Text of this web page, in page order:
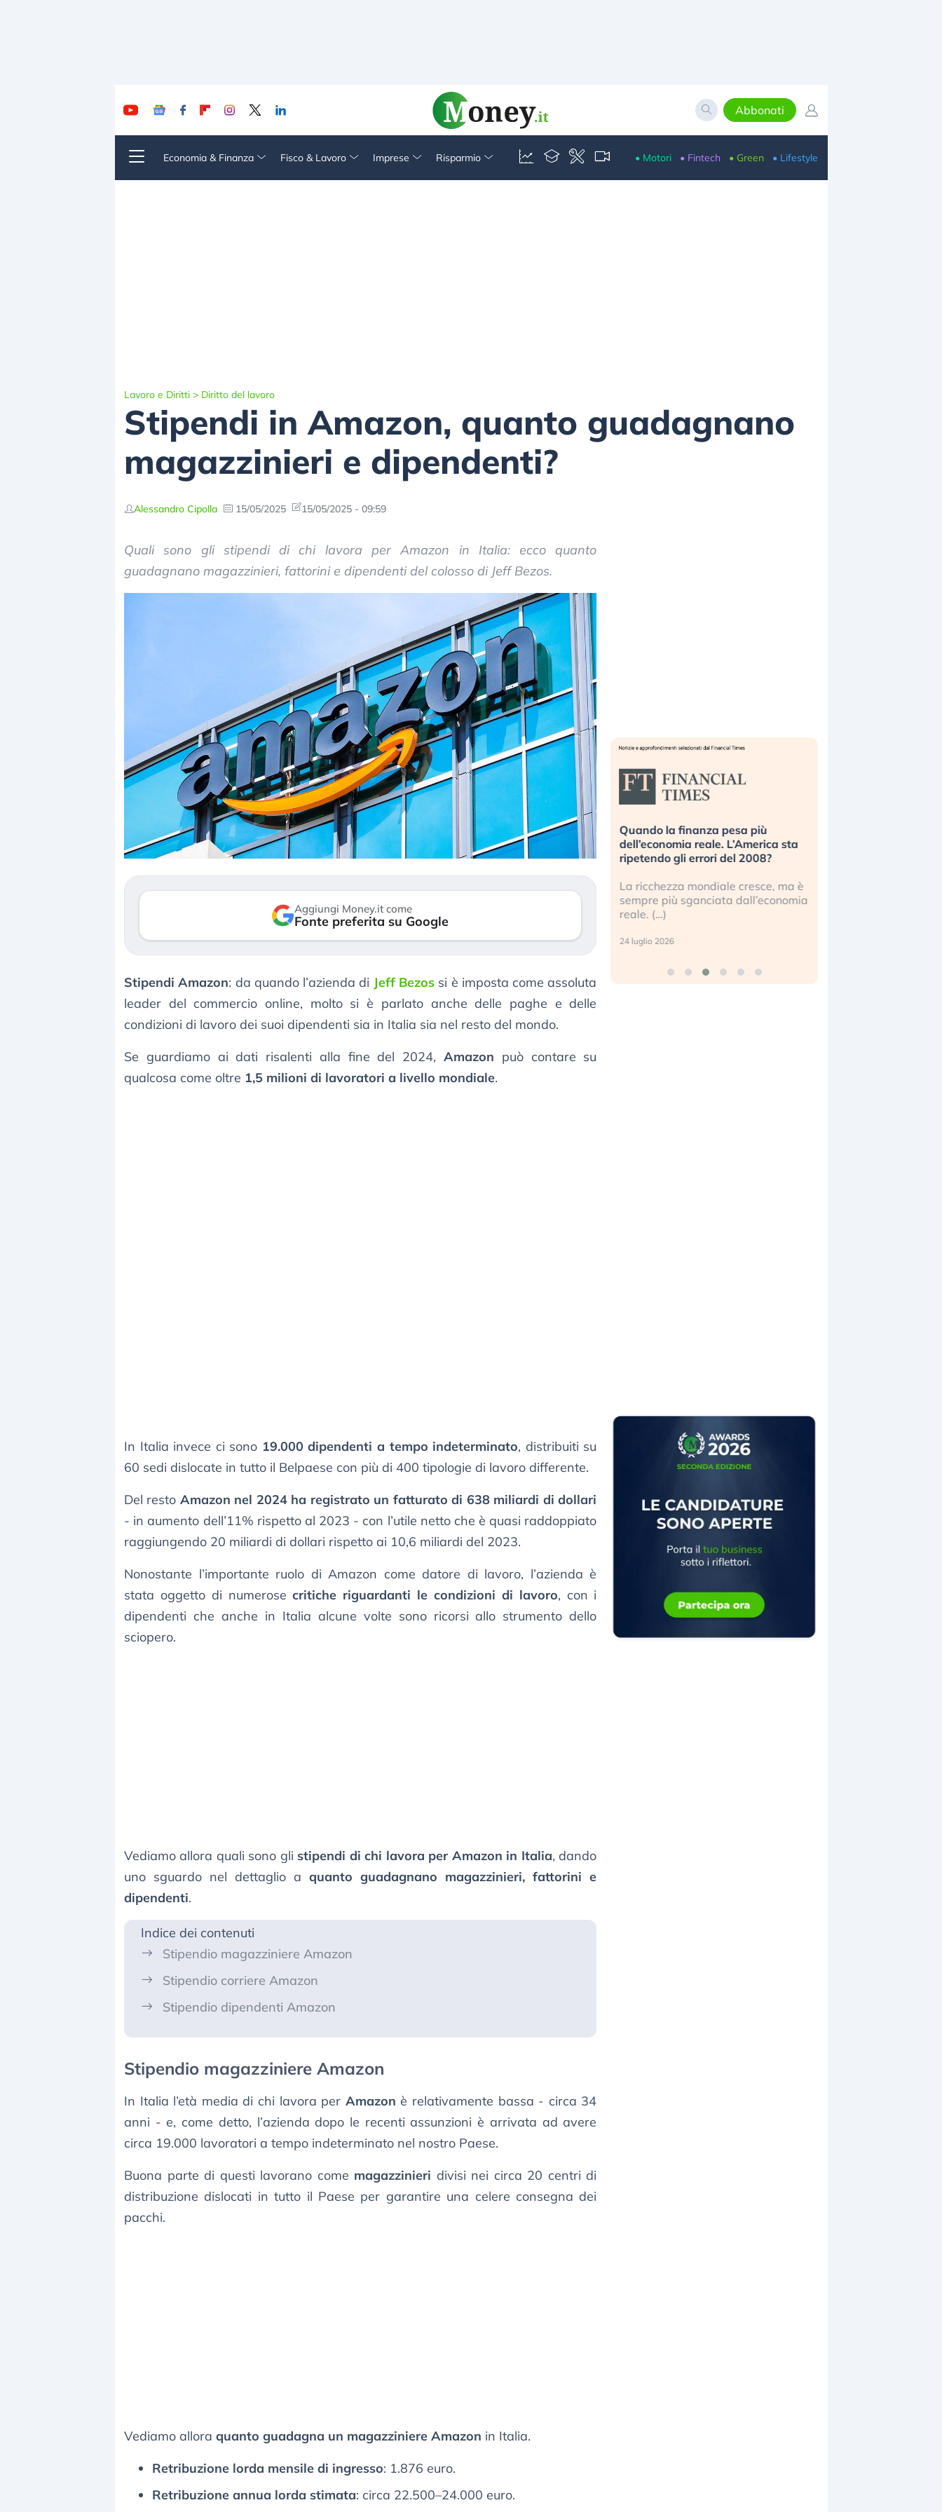
Abbonati
Economia & Finanza Fisco & Lavoro Imprese Risparmio • Motori • Fintech • Green • Lifestyle
Lavoro e Diritti > Diritto del lavoro
Stipendi in Amazon, quanto guadagnano
magazzinieri e dipendenti?
Alessandro Cipolla 15/05/2025 15/05/2025 - 09:59
Quali sono gli stipendi di chi lavora per Amazon in Italia: ecco quanto
guadagnano magazzinieri, fattorini e dipendenti del colosso di Jeff Bezos.
Aggiungi Money.it come
Fonte preferita su Google
Stipendi Amazon: da quando l’azienda di Jeff Bezossi è imposta come assoluta
leader del commercio online, molto si è parlato anche delle paghe e delle
condizioni di lavoro dei suoi dipendenti sia in Italia sia nel resto del mondo.
Se guardiamo ai dati risalenti alla fine del 2024,Amazon può contare su
qualcosa come oltre 1,5 milioni di lavoratori a livello mondiale.
In Italia invece ci sono 19.000 dipendenti a tempo indeterminato, distribuiti su
60 sedi dislocate in tutto il Belpaese con più di 400 tipologie di lavoro differente.
Del resto Amazon nel 2024 ha registrato un fatturato di 638 miliardi di dollari
- in aumento dell’11% rispetto al 2023 - con l’utile netto che è quasi raddoppiato
raggiungendo 20 miliardi di dollari rispetto ai 10,6 miliardi del 2023.
Nonostante l’importante ruolo di Amazon come datore di lavoro, l’azienda è
stata oggetto di numerosecritiche riguardanti le condizioni di lavoro, con i
dipendenti che anche in Italia alcune volte sono ricorsi allo strumento dello
sciopero.
Vediamo allora quali sono gli stipendi di chi lavora per Amazon in Italia, dando
uno sguardo nel dettaglio aquanto guadagnano magazzinieri, fattorini e
dipendenti.
Indice dei contenuti
Stipendio magazziniere Amazon
Stipendio corriere Amazon
Stipendio dipendenti Amazon
Stipendio magazziniere Amazon
In Italia l’età media di chi lavora per Amazonè relativamente bassa - circa 34
anni - e, come detto, l’azienda dopo le recenti assunzioni è arrivata ad avere
circa 19.000 lavoratori a tempo indeterminato nel nostro Paese.
Buona parte di questi lavorano come magazzinieri divisi nei circa 20 centri di
distribuzione dislocati in tutto il Paese per garantire una celere consegna dei
pacchi.
Vediamo allora quanto guadagna un magazziniere Amazon in Italia.
Retribuzione lorda mensile di ingresso: 1.876 euro.
Retribuzione annua lorda stimata: circa 22.500–24.000 euro.
Dalle valutazioni estreme alla
correzione. Cosa sta guidando il
repricing degli asset?
3 agosto 2026
«La mia vita è rovinata». Investitori
in preda al panico dopo lo scoppio
della bolla AI
Kospi, mentre gli investitori retail (…)
30 luglio 2026
Quando la finanza pesa più
dell’economia reale. L’America sta
ripetendo gli errori del 2008?
La ricchezza mondiale cresce, ma è
sempre più sganciata dall’economia
reale. (…)
24 luglio 2026